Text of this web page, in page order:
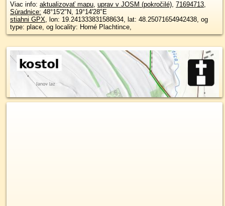
Viac info: aktualizovať mapu, uprav v JOSM (pokročilé), 71694713,
Súradnice: 48°15'2"N, 19°14'28"E
stiahni GPX, lon: 19.241333831588634, lat: 48.25071654942438, og
type: place, og locality: Horné Plachtince,